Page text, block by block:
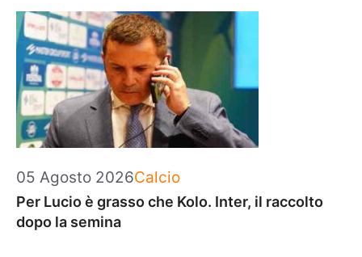
05 Agosto 2026Categorie
Calcio
Per Lucio è grasso che Kolo. Inter, il raccolto
dopo la semina